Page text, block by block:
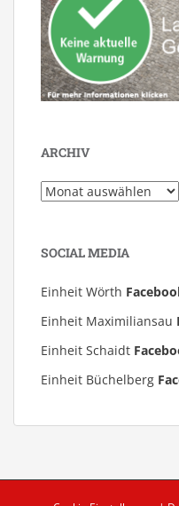
ARCHIV
Archiv
SOCIAL MEDIA
Einheit Wörth
Einheit Maximiliansau
Einheit Schaidt
Einheit Büchelberg